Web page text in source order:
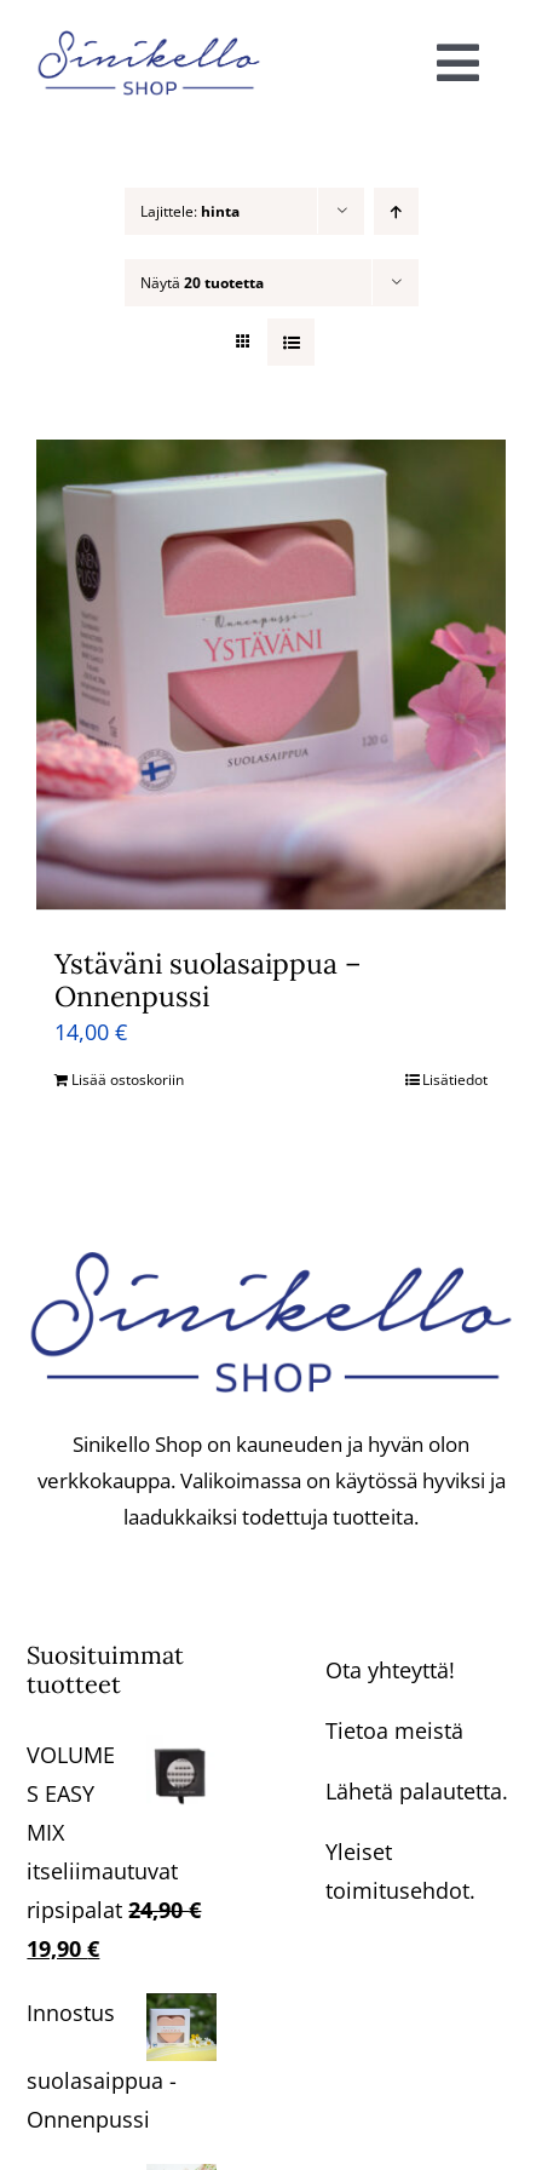
content
Lajittele: hinta
Näytä 20 tuotetta
Ystäväni suolasaippua –
Onnenpussi
14,00 €
Lisää ostoskoriin Lisätiedot
Sinikello Shop on kauneuden ja hyvän olon
verkkokauppa. Valikoimassa on käytössä hyviksi ja
laadukkaiksi todettuja tuotteita.
Suosituimmat
tuotteet
VOLUME
S EASY
MIX
itseliimautuvat
ripsipalat 24,90€
Alkuperäinen
oli:
19,90€Nykyinen
hinta
on:
19,90 €.
Innostus
suolasaippua -
Onnenpussi
Ota yhteyttä!
Tietoa meistä
Lähetä palautetta.
Yleiset
toimitusehdot.